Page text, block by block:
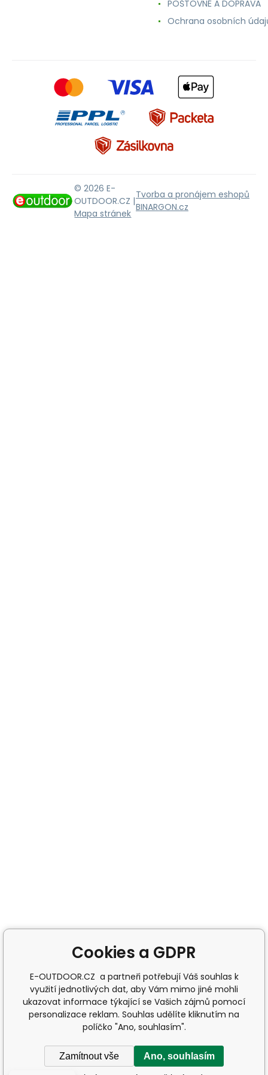
POŠTOVNÉ A DOPRAVA
Ochrana osobních
© 2026 E-
OUTDOOR.CZ |
Mapa stránek
Tvorba a pronájem eshopů
BINARGON.cz
Cookies a GDPR
E-OUTDOOR.CZ a partneři potřebují Váš souhlas k
využití jednotlivých dat, aby Vám mimo jiné mohli
ukazovat informace týkající se Vašich zájmů pomocí
personalizace reklam. Souhlas udělíte kliknutím na
políčko "Ano, souhlasím".
Zamítnout vše Ano, souhlasím